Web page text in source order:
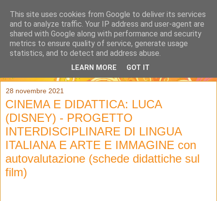
28 novembre 2021
CINEMA E DIDATTICA: LUCA
(DISNEY) - PROGETTO
INTERDISCIPLINARE DI LINGUA
ITALIANA E ARTE E IMMAGINE con
autovalutazione (schede didattiche sul
film)
This site uses cookies from Google to deliver its services
and to analyze traffic. Your IP address and user-agent are
shared with Google along with performance and security
metrics to ensure quality of service, generate usage
statistics, and to detect and address abuse.
LEARN MORE GOT IT